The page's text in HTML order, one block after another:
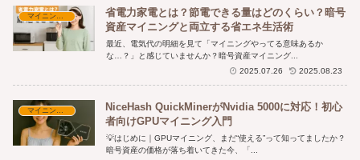
マイニング実践と収益
省電力家電とは？節電できる量はどのくらい？暗号
資産マイニングと両立する省エネ生活術
最近、電気代の明細を見て「マイニングやってる意味あるか
な…？」と感じていませんか？暗号資産マイニング...
2025.07.26
2025.08.23
マイニング実践と収益
NiceHash QuickMinerがNvidia 5000に対応！初心
者向けGPUマイニング入門
💡はじめに｜GPUマイニング、まだ“使える”って知ってましたか？
暗号資産の価格が落ち着いてきた今、「...